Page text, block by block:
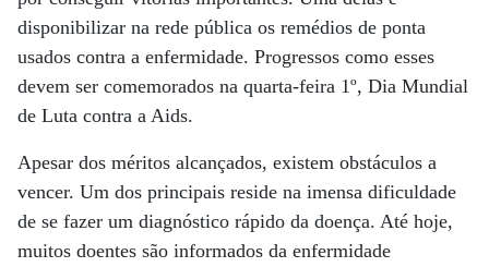
disponibilizar na rede pública os remédios de ponta
usados contra a enfermidade. Progressos como esses
devem ser comemorados na quarta-feira 1º, Dia Mundial
de Luta contra a Aids.
Apesar dos méritos alcançados, existem obstáculos a
vencer. Um dos principais reside na imensa dificuldade
de se fazer um diagnóstico rápido da doença. Até hoje,
muitos doentes são informados da enfermidade